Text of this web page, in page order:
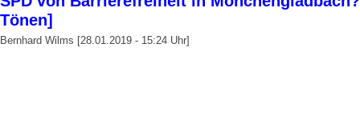
Tönen]
Bernhard Wilms [28.01.2019 - 15:24 Uhr]